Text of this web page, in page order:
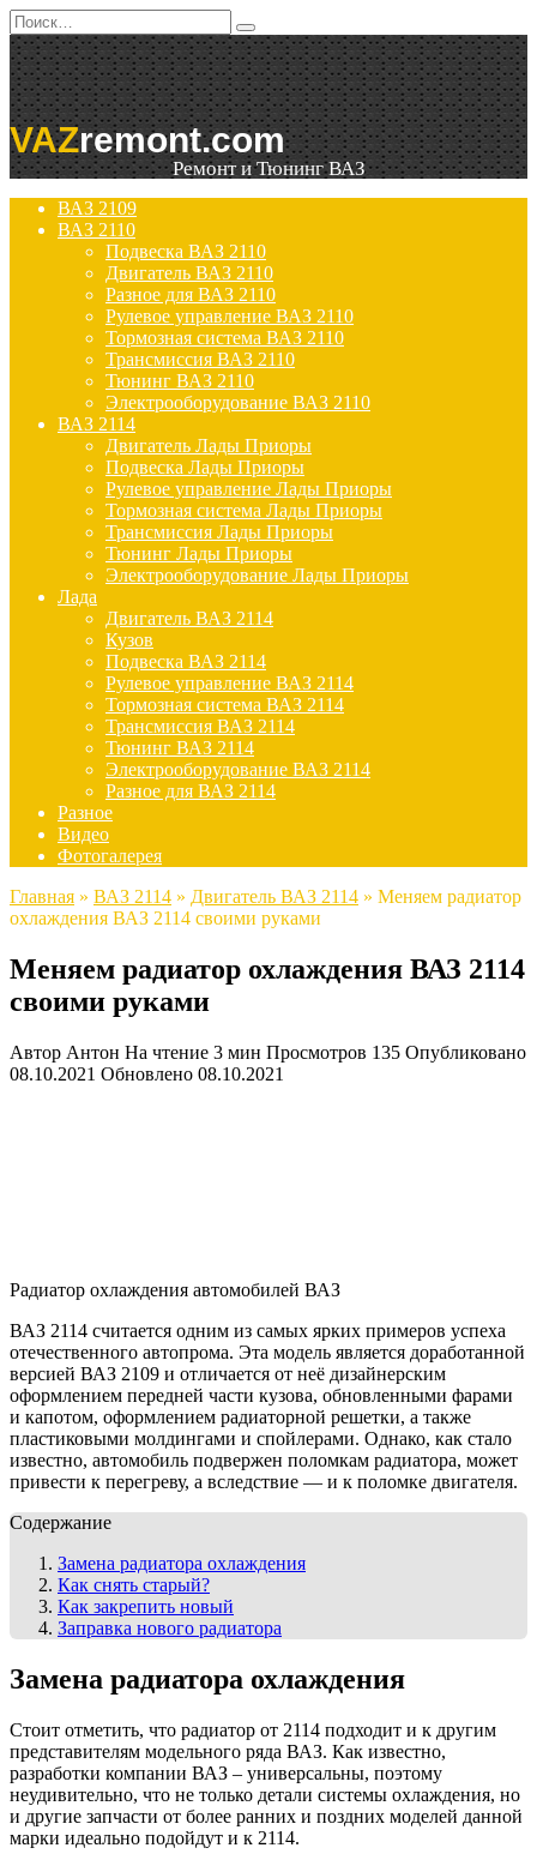
Перейти
к
содержанию
Search
for:
VAZremont.com
Ремонт и Тюнинг ВАЗ
ВАЗ 2109
ВАЗ 2110
Подвеска ВАЗ 2110
Двигатель ВАЗ 2110
Разное для ВАЗ 2110
Рулевое управление ВАЗ 2110
Тормозная система ВАЗ 2110
Трансмиссия ВАЗ 2110
Тюнинг ВАЗ 2110
Электрооборудование ВАЗ 2110
ВАЗ 2114
Двигатель Лады Приоры
Подвеска Лады Приоры
Рулевое управление Лады Приоры
Тормозная система Лады Приоры
Трансмиссия Лады Приоры
Тюнинг Лады Приоры
Электрооборудование Лады Приоры
Лада
Двигатель ВАЗ 2114
Кузов
Подвеска ВАЗ 2114
Рулевое управление ВАЗ 2114
Тормозная система ВАЗ 2114
Трансмиссия ВАЗ 2114
Тюнинг ВАЗ 2114
Электрооборудование ВАЗ 2114
Разное для ВАЗ 2114
Разное
Видео
Фотогалерея
Главная » ВАЗ 2114 » Двигатель ВАЗ 2114 » Меняем радиатор
охлаждения ВАЗ 2114 своими руками
Меняем радиатор охлаждения ВАЗ 2114
своими руками
Автор Антон На чтение 3 мин Просмотров 135 Опубликовано
08.10.2021 Обновлено 08.10.2021
Радиатор охлаждения автомобилей ВАЗ
ВАЗ 2114 считается одним из самых ярких примеров успеха
отечественного автопрома. Эта модель является доработанной
версией ВАЗ 2109 и отличается от неё дизайнерским
оформлением передней части кузова, обновленными фарами
и капотом, оформлением радиаторной решетки, а также
пластиковыми молдингами и спойлерами. Однако, как стало
известно, автомобиль подвержен поломкам радиатора, может
привести к перегреву, а вследствие — и к поломке двигателя.
Содержание
Замена радиатора охлаждения
Как снять старый?
Как закрепить новый
Заправка нового радиатора
Замена радиатора охлаждения
Стоит отметить, что радиатор от 2114 подходит и к другим
представителям модельного ряда ВАЗ. Как известно,
разработки компании ВАЗ – универсальны, поэтому
неудивительно, что не только детали системы охлаждения, но
и другие запчасти от более ранних и поздних моделей данной
марки идеально подойдут и к 2114.